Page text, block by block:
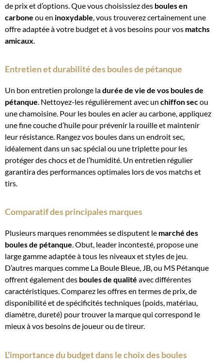
de prix et d’options. Que vous choisissiez des boules en
carbone ou en inoxydable , vous trouverez certainement une
offre adaptée à votre budget et à vos besoins pour vos matchs
amicaux
Entretien et durabilité des boules de pétanque
Un bon entretien prolonge ladurée de vie de vos boules de
pétanque. Nettoyez-les régulièrement avec un chiffon secou
une chamoisine. Pour les boules en acier au carbone, appliquez
une fine couche d’huile pour prévenir la rouille et maintenir
leur résistance. Rangez vos boules dans un endroit sec,
idéalement dans un sac spécial ou une triplette pour les
protéger des chocs et de l’humidité. Un entretien régulier
garantira des performances optimales lors de vos matchs et
tirs.
Comparatif des principales marques
Plusieurs marques renommées se disputent le marché des
boules de pétanque. Obut, leader incontesté, propose une
large gamme adaptée à tous les niveaux et styles de jeu.
D’autres marques comme La Boule Bleue, JB, ou MS Pétanque
offrent également des boules de qualité avec différentes
caractéristiques. Comparez les offres en termes de prix, de
disponibilité et de spécificités techniques (poids, matériau,
diamètre, dureté) pour trouver la marque qui correspond le
mieux à vos besoins de joueur ou de tireur.
L'importance du budget dans le choix des boules